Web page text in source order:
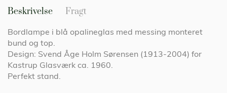
Beskrivelse
Bordlampe i blå opalineglas med messing monteret
bund og top.
Design: Svend Åge Holm Sørensen (1913-2004) for
Kastrup Glasværk ca. 1960.
Perfekt stand.
Fragt